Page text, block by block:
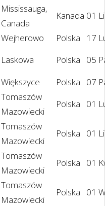
Mississauga,
Canada
Kanada 01
Wejherowo Polska
17
Laskowa Polska
05
Większyce Polska
07
Tomaszów
Mazowiecki
Polska 01
Tomaszów
Mazowiecki
Polska 01
Tomaszów
Mazowiecki
Polska 01
Tomaszów
Mazowiecki
Polska 01